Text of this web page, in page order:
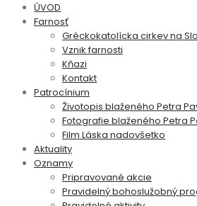
ÚVOD
Farnosť
Gréckokatolícka cirkev na
Vznik farnosti
Kňazi
Kontakt
Patrocínium
Životopis blaženého Petra
Fotografie blaženého Petra
Film Láska nadovšetko
Aktuality
Oznamy
Pripravované akcie
Pravidelný bohoslužobný